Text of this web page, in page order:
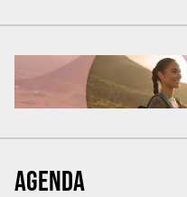
AGENDA